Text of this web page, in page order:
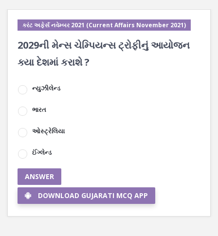
કરંટ અફેર્સ નવેમ્બર 2021 (Current Affairs November 2021)
2029ની મેન્સ ચેમ્પિયન્સ ટ્રોફીનું આયોજન
ક્યા દેશમાં કરાશે ?
ન્યુઝીલેન્ડ
ભારત
ઓસ્ટ્રેલિયા
ઈંગ્લેન્ડ
ANSWER
DOWNLOAD GUJARATI MCQ APP